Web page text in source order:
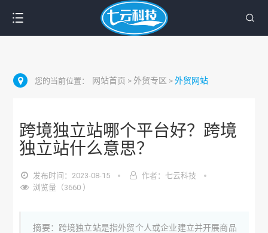
您的当前位置： 网站首页 > 外贸专区 >外贸网站
跨境独立站哪个平台好？跨境
独立站什么意思？
发布时间：2023-08-15
作者：七云科技
浏览量（3660 ）
摘要：跨境独立站是指外贸个人或企业建立并开展商品